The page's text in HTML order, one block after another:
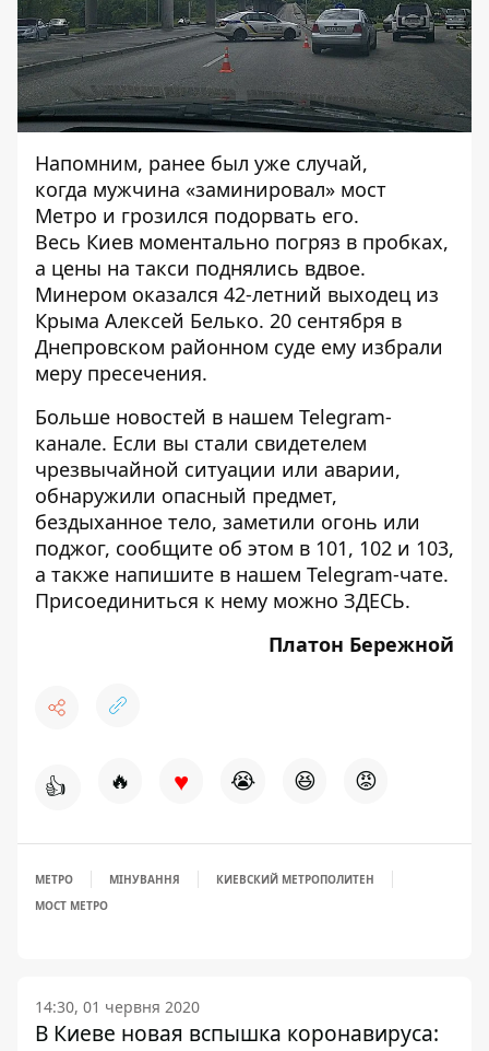
Напомним, ранее был уже случай,
когда мужчина «заминировал» мост
Метро и грозился подорвать его.
Весь Киев моментально погряз в пробках,
а цены на такси поднялись вдвое.
Минером оказался 42-летний выходец из
Крыма Алексей Белько. 20 сентября в
Днепровском районном суде ему избрали
меру пресечения.
Больше новостей в нашем Telegram-
канале. Если вы стали свидетелем
чрезвычайной ситуации или аварии,
обнаружили опасный предмет,
бездыханное тело, заметили огонь или
поджог, сообщите об этом в 101, 102 и 103,
а также напишите в нашем Telegram-чате.
Присоединиться к нему можно ЗДЕСЬ.
Платон Бережной
👍 🔥 ♥ 😭 😆 😡
МЕТРО МІНУВАННЯ
КИЕВСКИЙ МЕТРОПОЛИТЕН
МОСТ МЕТРО
14:30, 01 червня 2020
В Киеве новая вспышка коронавируса: